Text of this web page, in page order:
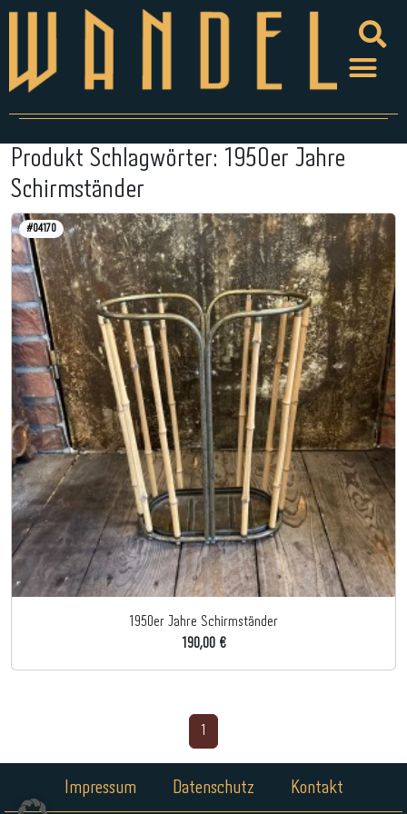
Produkt Schlagwörter: 1950er Jahre
Schirmständer
#04170
1950er Jahre Schirmständer
190,00 €
Impressum Datenschutz Kontakt